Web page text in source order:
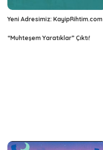
Yeni Adresimiz: KayipRihtim.com
“Muhteşem Yaratıklar” Çıktı!